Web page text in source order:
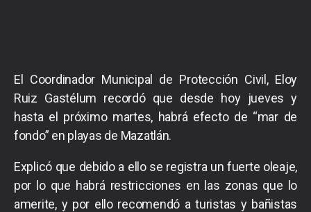
El Coordinador Municipal de Protección Civil, Eloy
Ruiz Gastélum recordó que desde hoy jueves y
hasta el próximo martes, habrá efecto de “mar de
fondo” en playas de Mazatlán.
Explicó que debido a ello se registra un fuerte oleaje,
por lo que habrá restricciones en las zonas que lo
amerite, y por ello recomendó a turistas y bañistas